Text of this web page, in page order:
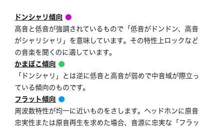
ドンシャリ傾向 ●
高音と低音が強調されているもので「低音がドンドン、高音
がシャリシャリ」を意味しています。その特性上ロックなど
の音楽を聞くのに適しています。
かまぼこ傾向 ●
「ドンシャリ」とは逆に低音と高音が弱めで中音域が際立っ
ている傾向のものです。
フラット傾向 ●
周波数特性が均一に近いものをさします。ヘッドホンに原音
忠実性または原音再生を求めた場合、音源に忠実な「フラッ